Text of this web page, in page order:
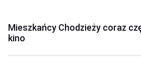
Mieszkańcy Chodzieży coraz
kino